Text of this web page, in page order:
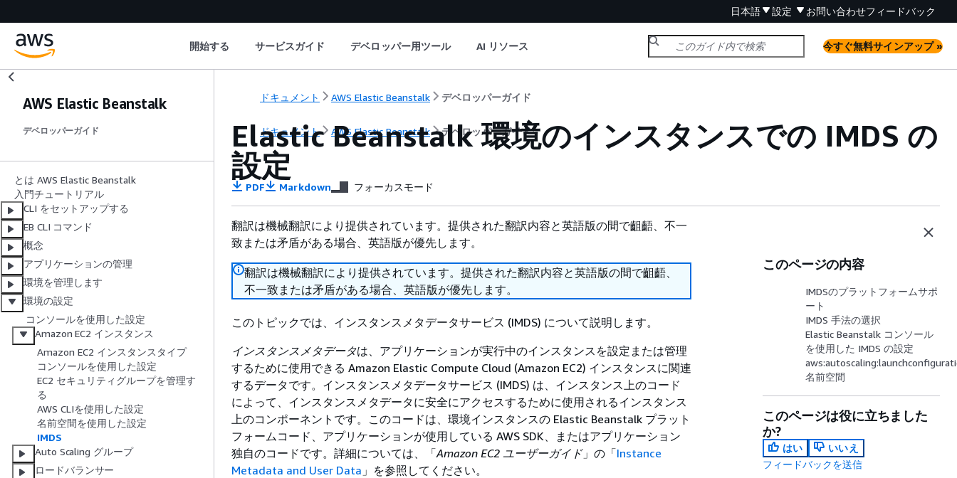
日本語 設定 お問い合わせフィードバック
開始する サービスガイド デベロッパー用ツール AI リソース 今すぐ無料サインアップ »
AWS Elastic Beanstalk
デベロッパーガイド
とは AWS Elastic Beanstalk
入門チュートリアル
CLI をセットアップする
EB CLI コマンド
概念
アプリケーションの管理
環境を管理します
環境の設定
コンソールを使用した設定
Amazon EC2 インスタンス
Amazon EC2 インスタンスタイプ
コンソールを使用した設定
EC2 セキュリティグループを管理す
る
AWS CLIを使用した設定
名前空間を使用した設定
IMDS
Auto Scaling グループ
ロードバランサー
ドキュメント AWS Elastic Beanstalk デベロッパーガイド
ドキュメント AWS Elastic Beanstalk デベロッパーガイド
Elastic Beanstalk 環境のインスタンスでの IMDS の
設定
PDF Markdown フォーカスモード
翻訳は機械翻訳により提供されています。提供された翻訳内容と英語版の間で齟齬、不一
致または矛盾がある場合、英語版が優先します。
翻訳は機械翻訳により提供されています。提供された翻訳内容と英語版の間で齟齬、
不一致または矛盾がある場合、英語版が優先します。
このトピックでは、インスタンスメタデータサービス (IMDS) について説明します。
インスタンスメタデータは、アプリケーションが実行中のインスタンスを設定または管理
するために使用できる Amazon Elastic Compute Cloud (Amazon EC2) インスタンスに関連
するデータです。インスタンスメタデータサービス (IMDS) は、インスタンス上のコード
によって、インスタンスメタデータに安全にアクセスするために使用されるインスタンス
上のコンポーネントです。このコードは、環境インスタンスの Elastic Beanstalk プラット
フォームコード、アプリケーションが使用している AWS SDK、またはアプリケーション
独自のコードです。詳細については、「Amazon EC2 ユーザーガイド」の「Instance
Metadata and User Data 」を参照してください。
このページの内容
IMDSのプラットフォームサポ
ート
IMDS 手法の選択
Elastic Beanstalk コンソール
を使用した IMDS の設定
名前空間
このページは役に立ちました
か?
はい
いいえ
フィードバックを送信